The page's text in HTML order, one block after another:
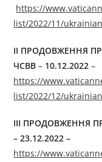
https://
list/2022/11/
II ПРОДОВЖЕННЯ
ЧСВВ – 10.12.2022 –
https://
list/2022/12/
III ПРОДОВЖЕННЯ
– 23.12.2022 –
https://